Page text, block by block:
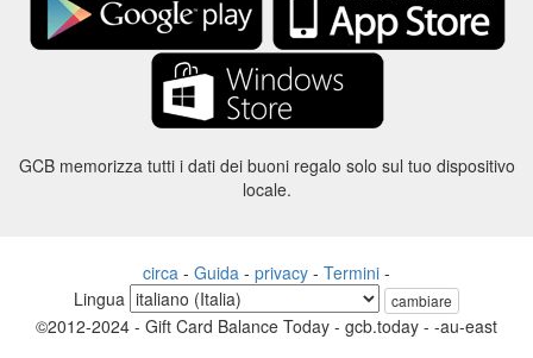
GCB memorizza tutti i dati dei buoni regalo solo sul tuo dispositivo
locale.
circa - Guida - privacy - Termini -
Lingua
cambiare
©2012-2024 - Gift Card Balance Today - gcb.today - -au-east